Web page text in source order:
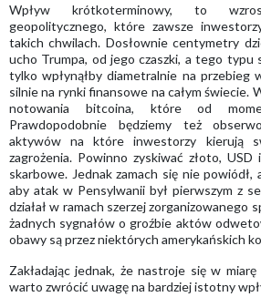
Wpływ krótkoterminowy, to
geopolitycznego, które zawsze
takich chwilach. Dosłownie centymetry
ucho Trumpa, od jego czaszki, a tego typu
tylko wpłynąłby diametralnie na przebieg
silnie na rynki finansowe na całym świecie.
notowania bitcoina, które od
Prawdopodobnie będziemy też
aktywów na które inwestorzy kierują
zagrożenia. Powinno zyskiwać złoto, USD
skarbowe. Jednak zamach się nie
aby atak w Pensylwanii był pierwszym z
działał w ramach szerzej zorganizowanego
żadnych sygnałów o groźbie aktów
obawy są przez niektórych amerykańskich
Zakładając jednak, że nastroje się w
warto zwrócić uwagę na bardziej istotny